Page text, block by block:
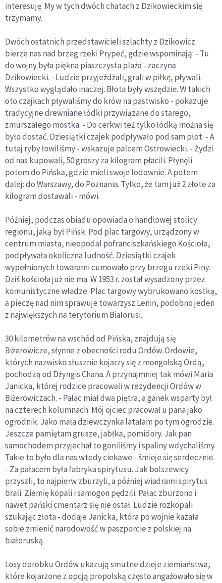
interesuję. My w tych dwóch chatach z Dzikowieckim się
trzymamy.
Dwóch ostatnich przedstawicieli szlachty z Dzikowicz
bierze nas nad brzeg rzeki Prypeć, gdzie wspominają: - Tu
do wojny była piękna piaszczysta plaża - zaczyna
Dzikowiecki. - Ludzie przyjeżdżali, grali w piłkę, pływali.
Wszystko wyglądało inaczej. Błota były wszędzie. W takich
oto czajkach pływaliśmy do krów na pastwisko - pokazuje
tradycyjne drewniane łódki przywiązane do starego,
zmurszałego mostka. - Do cerkwi też tylko łódką można się
było dostać. Dziesiątki czajek podpływało pod sam płot. - A
tutaj ryby łowiliśmy - wskazuje palcem Ostrowiecki. - Żydzi
od nas kupowali, 50 groszy za kilogram płacili. Płynęli
potem do Pińska, gdzie mieli swoje lodownie. A potem
dalej: do Warszawy, do Poznania. Tylko, że tam już 2 złote za
kilogram dostawali - mówi.
Później, podczas obiadu opowiada o handlowej stolicy
regionu, jaką był Pińsk. Pod plac targowy, urządzony w
centrum miasta, nieopodal pofranciszkańskiego Kościoła,
podpływała okoliczna ludność. Dziesiątki czajek
wypełnionych towarami cumowało przy brzegu rzeki Piny.
Dziś kościoła już nie ma. W 1953 r. został wysadzony przez
komunistyczne władze. Plac targowy wybrukowano kostką,
a pieczę nad nim sprawuje towarzysz Lenin, podobno jeden
z największych na terytorium Białorusi.
30 kilometrów na wschód od Pińska, znajdują się
Biżerowicze, słynne z obecności rodu Ordów. Ordowie,
których nazwisko słusznie kojarzy się z mongolską Ordą,
pochodzą od Dżyngis Chana. A przynajmniej tak mówi Maria
Janicka, której rodzice pracowali w rezydencji Ordów w
Biżerowiczach. - Pałac miał dwa piętra, a ganek wsparty był
na czterech kolumnach. Mój ojciec pracował u pana jako
ogrodnik. Jako mała dziewczynka latałam po tym ogrodzie.
Jeszcze pamiętam grusze, jabłka, pomidory. Jak pan
samochodem przyjechał to goniliśmy i spaliny wdychaliśmy.
Takie to było dla nas wtedy ciekawe - śmieje się serdecznie.
- Za pałacem była fabryka spirytusu. Jak bolszewicy
przyszli, to najpierw zburzyli, a później wiadrami spirytus
brali. Ziemię kopali i samogon pędzili. Pałac zburzono i
nawet pański cmentarz się nie ostał. Ludzie rozkopali
szukając złota - dodaje Janicka, która po wojnie kazała
sobie zmienić narodowość w paszporcie z polskiej na
białoruską.
Losy dorobku Ordów ukazują smutne dzieje ziemiaństwa,
które kojarzone z opcją propolską często angażowało się w